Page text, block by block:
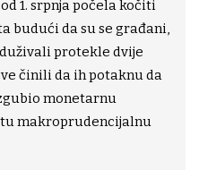
1. srpnja počela kočiti
budući da su se građani,
protekle dvije
činili da ih potaknu da
monetarnu
makroprudencijalnu